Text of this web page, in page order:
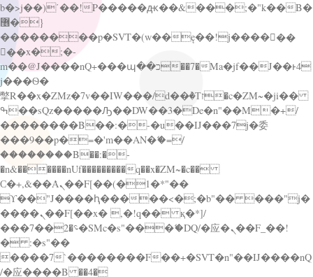
b�>j��)΄��!P�����ԫ��&���;�"k��B�
޶�}
��������p�SVT�(w��ę��!j������
��x�;�-
m��@J����nQ+���պ��כ��7�Ma�jf��J��ͱ4
j���Ѳ�
撆R��x�ZMz�7v��IW���/d��ٞ�Тז�c�ZM~�ji��
ߒ��sQz�����Ԡ��DW��3�De�n"��M�+/
��������B��:�-�u��IJ���7j�委
���9��p�=�'m��AN�ޭ�=/
��������B��:�-
�n&������nUf���������q��x�ZM~�c��
Ϲ�+,&��Ὰܢ��F[��(�1�*"��
ϒ��"J����ԧ�����<�;�b"�� ���"j�
����ܢ��F[��x� ,�!q�� қ�*]/
���؝�2��7�SMc�s"���ޭ�DQ/�应�ܢ��F_��!
� :�s"��
����7`��������F��+�SVT�n"��IJ����nQ
/�应����B ��4�